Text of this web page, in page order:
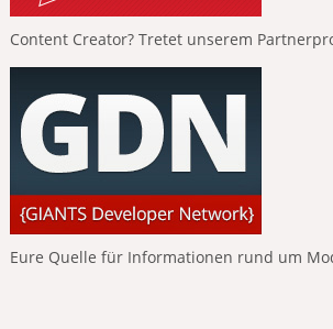
Content Creator? Tretet unserem
Eure Quelle für Informationen rund um